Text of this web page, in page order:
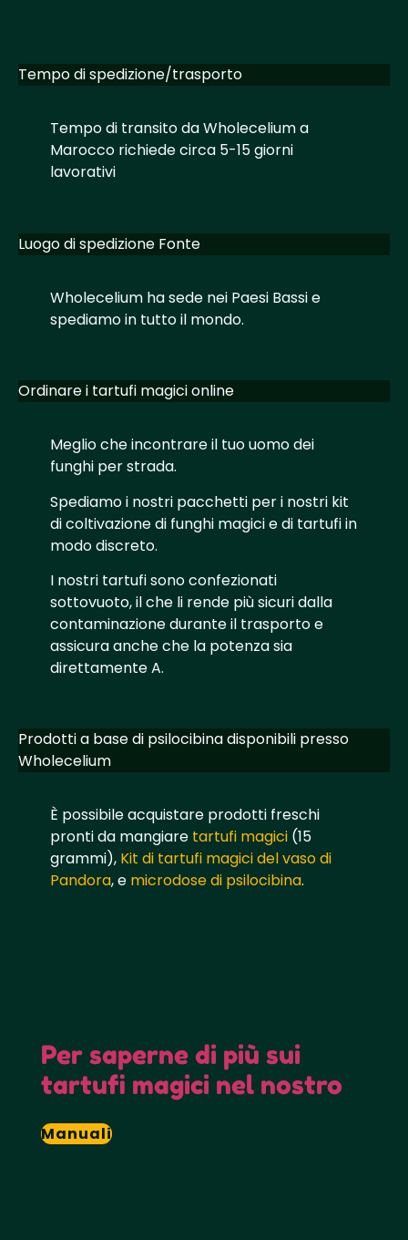
Tempo di spedizione/trasporto
Tempo di transito da Wholecelium a
Marocco richiede circa 5-15 giorni
lavorativi
Luogo di spedizione Fonte
Wholecelium ha sede nei Paesi Bassi e
spediamo in tutto il mondo.
Ordinare i tartufi magici online
Meglio che incontrare il tuo uomo dei
funghi per strada.
Spediamo i nostri pacchetti per i nostri kit
di coltivazione di funghi magici e di tartufi in
modo discreto.
I nostri tartufi sono confezionati
sottovuoto, il che li rende più sicuri dalla
contaminazione durante il trasporto e
assicura anche che la potenza sia
direttamente A.
Prodotti a base di psilocibina disponibili presso
Wholecelium
È possibile acquistare prodotti freschi
pronti da mangiare tartufi magici (15
grammi), Kit di tartufi magici del vaso di
Pandora, e microdose di psilocibina.
Per saperne di più sui
tartufi magici nel nostro
Manuali